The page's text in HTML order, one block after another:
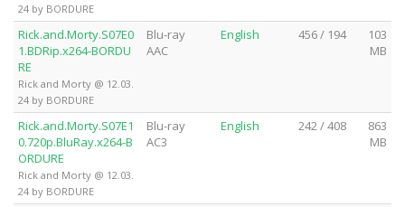
24 by BORDURE
Rick.and.Morty.S07E0
1.BDRip.x264-BORDU
RE
Rick and Morty @ 12.03.
24 by BORDURE
Blu-ray
AAC
English 456 / 194
103
MB
Rick.and.Morty.S07E1
0.720p.BluRay.x264-B
ORDURE
Rick and Morty @ 12.03.
24 by BORDURE
Blu-ray
AC3
English 242 / 408
863
MB